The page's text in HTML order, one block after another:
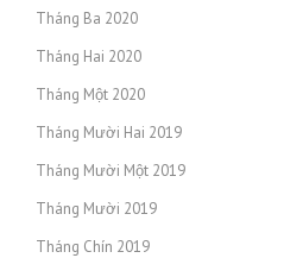
Tháng Ba 2020
Tháng Hai 2020
Tháng Một 2020
Tháng Mười Hai 2019
Tháng Mười Một 2019
Tháng Mười 2019
Tháng Chín 2019